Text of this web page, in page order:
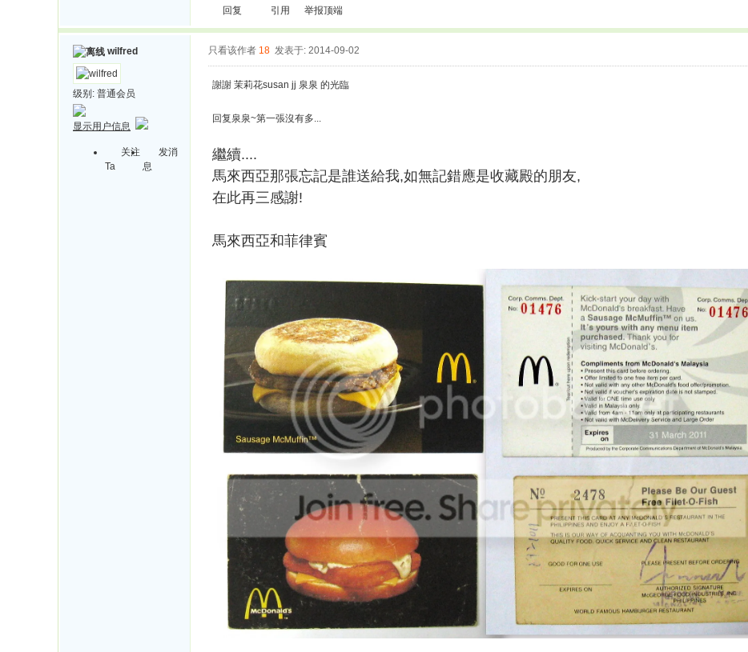
回复 引用 举报顶端
wilfred
级别: 普通会员
显示用户信息
关注
Ta
发消
息
只看该作者 18 发表于: 2014-09-02
謝謝 茉莉花susan jj 泉泉 的光臨
回复泉泉~第一張沒有多...
繼續....
馬來西亞那張忘記是誰送給我,如無記錯應是收藏殿的朋友,
在此再三感謝!
馬來西亞和菲律賓